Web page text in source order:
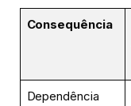
Consequência
Dependência